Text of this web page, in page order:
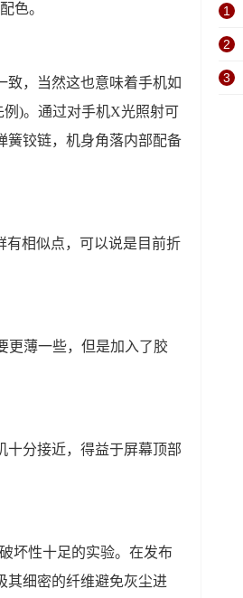
色。
致，当然这也意味着手机如
)。通过对手机X光照射可
簧铰链，机身角落内部配备
有相似点，可以说是目前折
更薄一些，但是加入了胶
十分接近，得益于屏幕顶部
坏性十足的实验。在发布
其细密的纤维避免灰尘进
1
2
3